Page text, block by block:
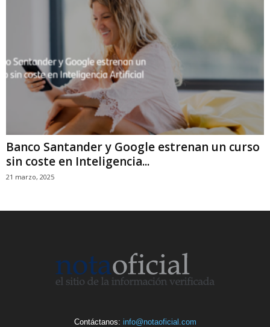
Banco Santander y Google estrenan un curso
sin coste en Inteligencia...
21 marzo, 2025
Contáctanos: info@notaoficial.com